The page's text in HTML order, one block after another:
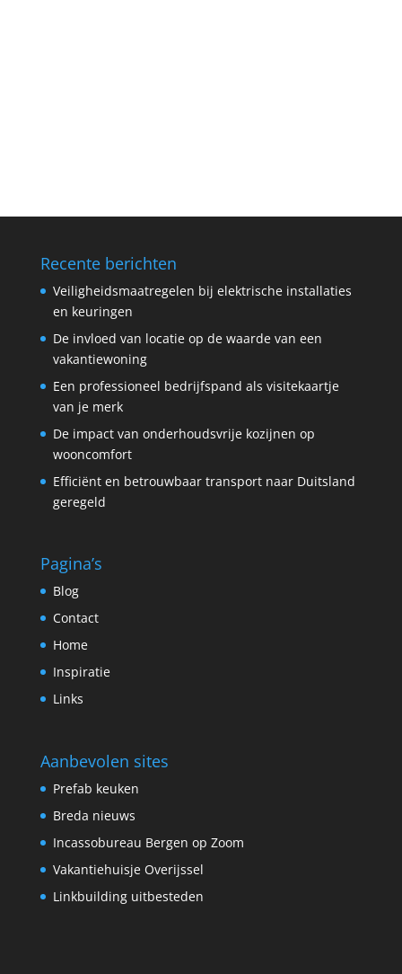
Recente berichten
Veiligheidsmaatregelen bij elektrische installaties
en keuringen
De invloed van locatie op de waarde van een
vakantiewoning
Een professioneel bedrijfspand als visitekaartje
van je merk
De impact van onderhoudsvrije kozijnen op
wooncomfort
Efficiënt en betrouwbaar transport naar Duitsland
geregeld
Pagina’s
Blog
Contact
Home
Inspiratie
Links
Aanbevolen sites
Prefab keuken
Breda nieuws
Incassobureau Bergen op Zoom
Vakantiehuisje Overijssel
Linkbuilding uitbesteden